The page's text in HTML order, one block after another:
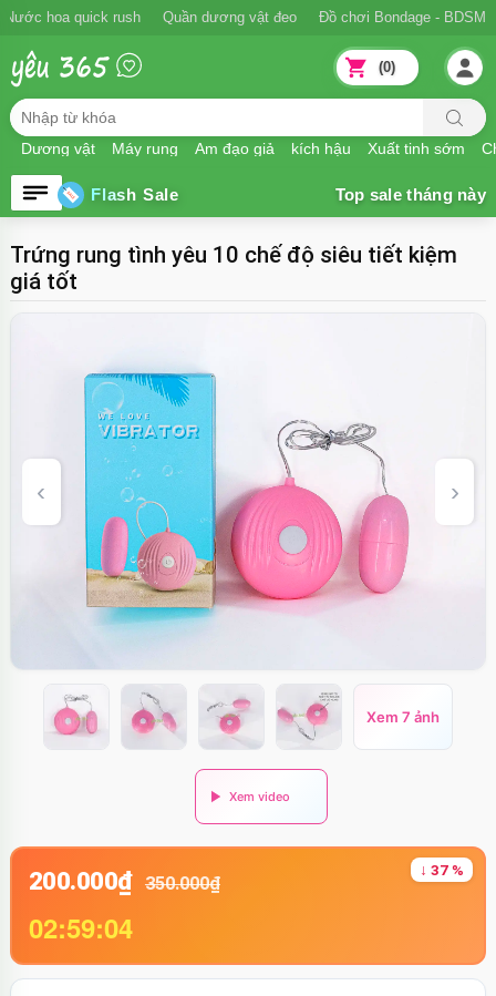
Nước hoa quick rush Quần dương vật đeo Đồ chơi Bondage - BDSM
Dương vật Máy rung Âm đạo giả kích hậu Xuất tinh sớm
(0)
Flash Sale
Trứng rung tình yêu 10 chế độ siêu tiết kiệm
giá tốt
Xem 7 ảnh
200.000₫ 350.000₫
↓ 37 %
02:59:03